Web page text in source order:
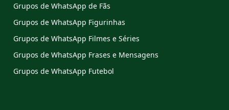
Grupos de WhatsApp de Fãs
Grupos de WhatsApp Figurinhas
Grupos de WhatsApp Filmes e Séries
Grupos de WhatsApp Frases e Mensagens
Grupos de WhatsApp Futebol